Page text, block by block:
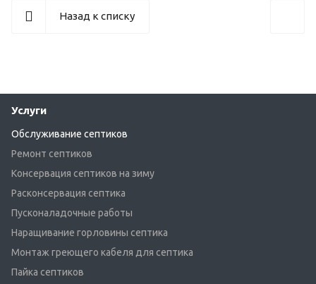
Назад к списку
Услуги
Обслуживание септиков
Ремонт септиков
Консервация септиков на зиму
Расконсервация септика
Пусконаладочные работы
Наращивание горловины септика
Монтаж греющего кабеля для септика
Пайка септиков